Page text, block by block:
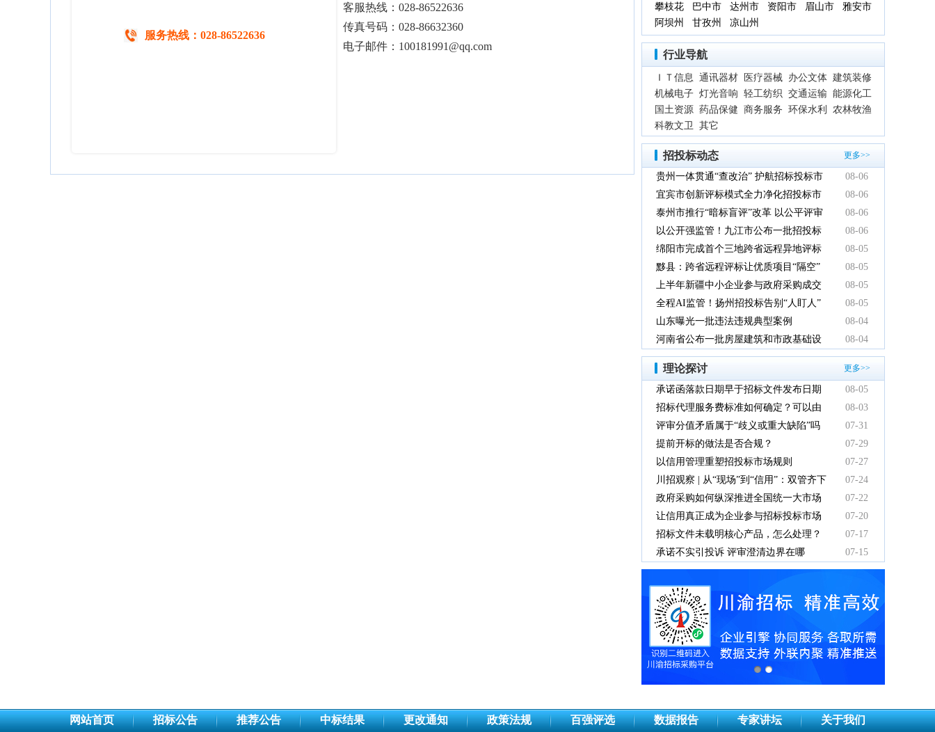
服务热线：028-86522636
客服热线：028-86522636
传真号码：028-86632360
电子邮件：100181991@qq.com
攀枝花
巴中市 达州市 资阳市 眉山市
雅安市
阿坝州
甘孜州 凉山州
行业导航
ＩＴ信息 通讯器材 医疗器械 办公文体 建筑装修
机械电子 灯光音响 轻工纺织 交通运输 能源化工
国土资源 药品保健 商务服务 环保水利
农林牧渔
科教文卫 其它
招投标动态 更多>>
贵州一体贯通“查改治” 护航招标投标市
场规范健康发展
08-06
宜宾市创新评标模式全力净化招投标市
场环境
08-06
泰州市推行“暗标盲评”改革 以公平评审
推动政府采购提质增效
08-06
以公开强监管！九江市公布一批招投标
领域系统整治典型案例
08-06
绵阳市完成首个三地跨省远程异地评标
项目
08-05
黟县：跨省远程评标让优质项目“隔空”
落地
08-05
上半年新疆中小企业参与政府采购成交
额创新高
08-05
全程AI监管！扬州招投标告别“人盯人”
08-05
山东曝光一批违法违规典型案例
08-04
河南省公布一批房屋建筑和市政基础设
施工程招标投标违法违规典型案例
08-04
理论探讨 更多>>
承诺函落款日期早于招标文件发布日期
有效吗
08-05
招标代理服务费标准如何确定？可以由
中标人支付吗？
08-03
评审分值矛盾属于“歧义或重大缺陷”吗
07-31
提前开标的做法是否合规？
07-29
以信用管理重塑招投标市场规则
07-27
川招观察 | 从“现场”到“信用”：双管齐下
重塑招投标新秩序
07-24
政府采购如何纵深推进全国统一大市场
建设
07-22
让信用真正成为企业参与招标投标市场
竞争的“通行证”
07-20
招标文件未载明核心产品，怎么处理？
07-17
承诺不实引投诉 评审澄清边界在哪
07-15
网站首页 招标公告 推荐公告 中标结果 更改通知 政策法规 百强评选 数据报告 专家讲坛 关于我们